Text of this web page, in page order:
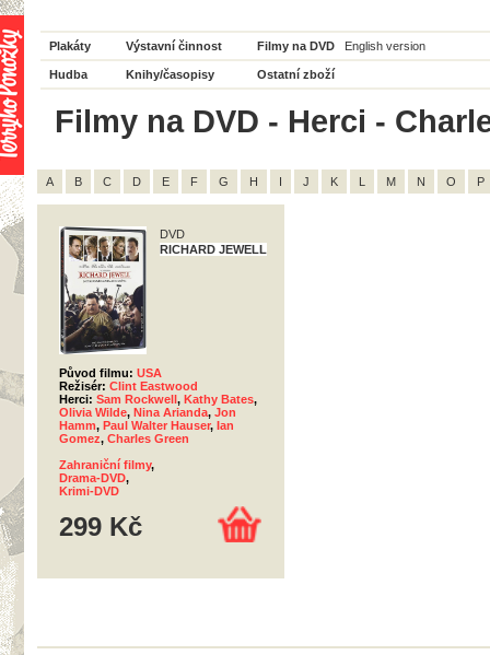
Plakáty Výstavní činnost Filmy na DVD English version
Hudba Knihy/časopisy Ostatní zboží
Filmy na DVD - Herci -
A B C D E F G H I J K L M N O P
DVD
RICHARD JEWELL
Původ filmu: USA
Režisér: Clint Eastwood
Herci: Sam Rockwell, Kathy Bates,
Olivia Wilde, Nina Arianda, Jon
Hamm, Paul Walter Hauser, Ian
Gomez, Charles Green
Zahraniční filmy,
Drama-DVD,
Krimi-DVD
299 Kč